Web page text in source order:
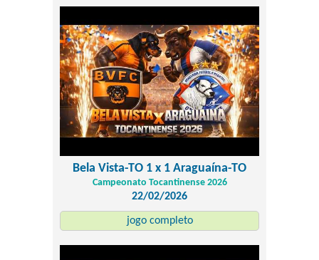
Bela Vista-TO 1 x 1 Araguaína-TO
Campeonato Tocantinense 2026
22/02/2026
jogo completo